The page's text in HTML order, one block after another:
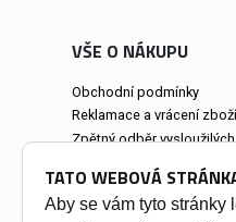
VŠE O NÁKUPU
Obchodní podmínky
Reklamace a vrácení zboží
Zpětný odběr vysloužilých
Prodejna a osobní odběr
TATO WEBOVÁ
Aby se vám tyto stránky